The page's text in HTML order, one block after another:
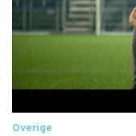
Overige